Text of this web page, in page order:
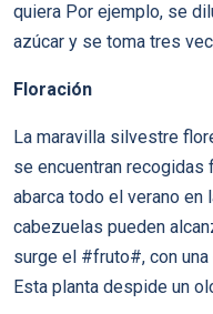
quiera Por ejemplo, se
azúcar y se toma tres
Floración
La maravilla silvestre
se encuentran recogidas
abarca todo el verano en
cabezuelas pueden
surge el #fruto#, con
Esta planta despide un